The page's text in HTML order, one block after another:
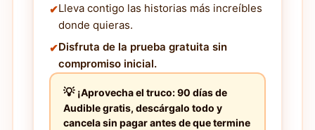
Lleva contigo las historias más increíbles
donde quieras.
Disfruta de la prueba gratuita sin
compromiso inicial.
¡Aprovecha el truco: 90 días de
Audible gratis, descárgalo todo y
cancela sin pagar antes de que termine